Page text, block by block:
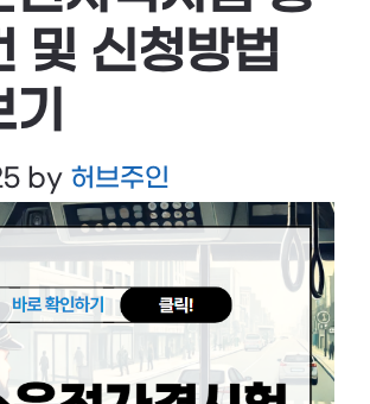
및 신청방법
by 허브주인